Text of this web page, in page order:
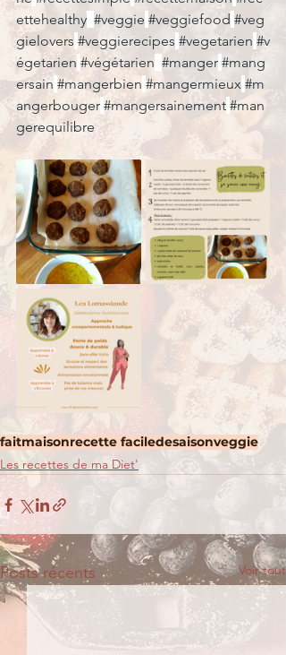
ettehealthy #veggie #veggiefood #veg
gielovers #veggierecipes #vegetarien #v
égetarien #végétarien #manger #mang
ersain #mangerbien #mangermieux #m
angerbouger #mangersainement #man
gerequilibre
faitmaisonrecette faciledesaisonveggie
Les recettes de ma Diet'
Posts récents Voir tout